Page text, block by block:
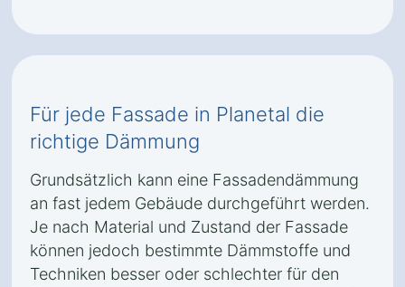
Für jede Fassade in Planetal die
richtige Dämmung
Grundsätzlich kann eine Fassadendämmung
an fast jedem Gebäude durchgeführt werden.
Je nach Material und Zustand der Fassade
können jedoch bestimmte Dämmstoffe und
Techniken besser oder schlechter für den